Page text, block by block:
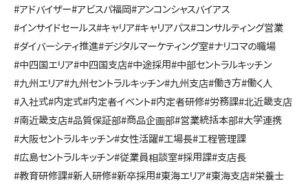
#アドバイザー#アビスパ福岡#アンコンシャスバイアス
#インサイドセールス#キャリア#キャリアパス#コンサルティング営業
#ダイバーシティ推進#デジタルマーケティング室#ナリコマの職場
#中四国エリア#中四国支店#中途採用#中部セントラルキッチン
#九州エリア#九州セントラルキッチン#九州支店#働き方#働く人
#入社式#内定式#内定者イベント#内定者研修#労務課#北近畿支店
#南近畿支店#品質保証部#商品企画部#営業統括本部#大学連携
#大阪セントラルキッチン#女性活躍#工場長#工程管理課
#広島セントラルキッチン#従業員相談室#採用課#支店長
#教育研修課#新人研修#新卒採用#東海エリア#東海支店#栄養士